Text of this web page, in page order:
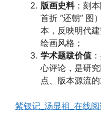
版画史料：刻
首折 “还朝” 图
本，反映明代
绘画风格；
学术题跋价值
心评论，是研
点、版本源流的
紫钗记_汤显祖_在线